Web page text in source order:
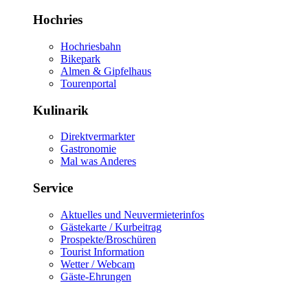
Hochries
Hochriesbahn
Bikepark
Almen & Gipfelhaus
Tourenportal
Kulinarik
Direktvermarkter
Gastronomie
Mal was Anderes
Service
Aktuelles und Neuvermieterinfos
Gästekarte / Kurbeitrag
Prospekte/Broschüren
Tourist Information
Wetter / Webcam
Gäste-Ehrungen